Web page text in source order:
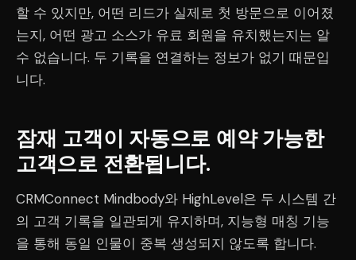
할 수 있지만, 어떤 리드가 실제로 첫 방문으로 이어졌
는지, 어떤 광고 소스가 유료 회원을 유치했는지는 알
수 없습니다. 두 기록을 연결하는 정보가 없기 때문입
니다.
잠재 고객이 자동으로 예약 가능한
고객으로 전환됩니다.
CRMConnect Mindbody와 HighLevel은 두 시스템 간
의 고객 기록을 일관되게 유지하며, 지능형 매칭 기능
을 통해 동일 인물이 중복 생성되지 않도록 합니다.